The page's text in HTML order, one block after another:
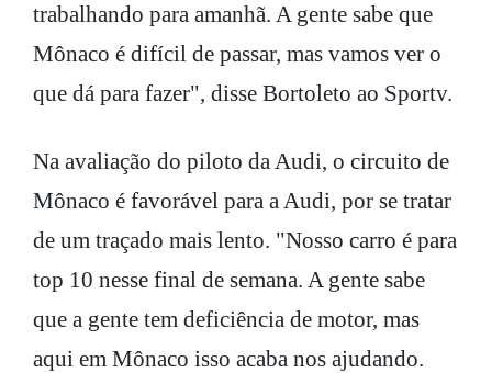
trabalhando para amanhã. A gente sabe que
Mônaco é difícil de passar, mas vamos ver o
que dá para fazer", disse Bortoleto ao Sportv.
Na avaliação do piloto da Audi, o circuito de
Mônaco é favorável para a Audi, por se tratar
de um traçado mais lento. "Nosso carro é para
top 10 nesse final de semana. A gente sabe
que a gente tem deficiência de motor, mas
aqui em Mônaco isso acaba nos ajudando.